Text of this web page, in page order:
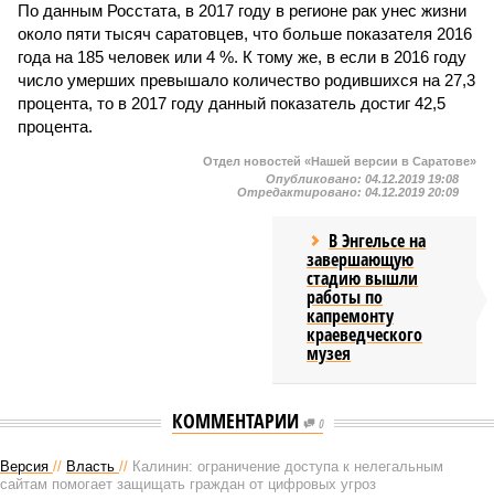
По данным Росстата, в 2017 году в регионе рак унес жизни
около пяти тысяч саратовцев, что больше показателя 2016
года на 185 человек или 4 %. К тому же, в если в 2016 году
число умерших превышало количество родившихся на 27,3
процента, то в 2017 году данный показатель достиг 42,5
процента.
Отдел новостей «Нашей версии в Саратове»
Опубликовано: 04.12.2019 19:08
Отредактировано: 04.12.2019 20:09
В Энгельсе на
завершающую
стадию вышли
работы по
капремонту
краеведческого
музея
КОММЕНТАРИИ 0
Версия // Власть // Калинин: ограничение доступа к нелегальным
сайтам помогает защищать граждан от цифровых угроз